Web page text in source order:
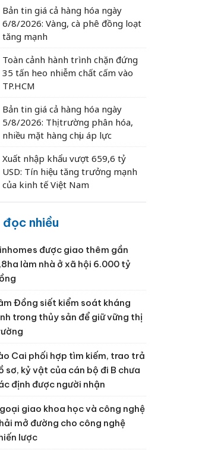
thế giới bật tăng
Bản tin giá cả hàng hóa ngày
6/8/2026: Vàng, cà phê đồng loạt
tăng mạnh
Toàn cảnh hành trình chặn đứng
35 tấn heo nhiễm chất cấm vào
TP.HCM
Bản tin giá cả hàng hóa ngày
5/8/2026: Thị trường phân hóa,
nhiều mặt hàng chịu áp lực
Xuất nhập khẩu vượt 659,6 tỷ
USD: Tín hiệu tăng trưởng mạnh
của kinh tế Việt Nam
đọc nhiều
được giao thêm gần
làm nhà ở xã hội 6.000 tỷ
Đồng siết kiểm soát kháng
trong thủy sản để giữ vững thị
Cai phối hợp tìm kiếm, trao trả
sơ, kỷ vật của cán bộ đi B chưa
định được người nhận
giao khoa học và công nghệ
mở đường cho công nghệ
lược